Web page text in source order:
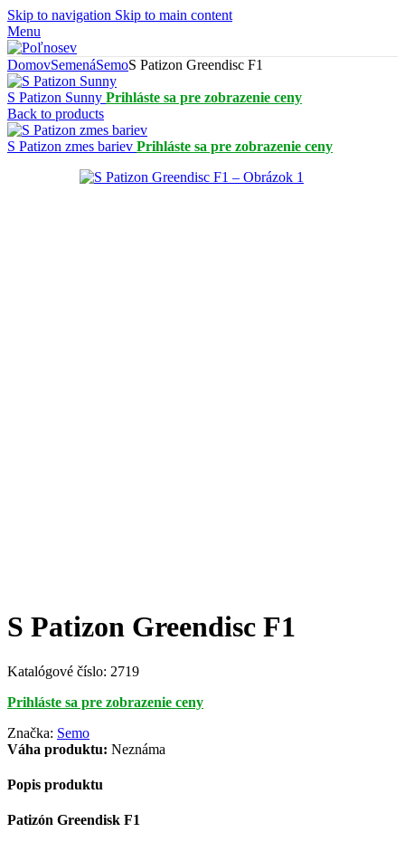
Skip to navigation Skip to main content
Menu
DomovSemenáSemoS Patizon Greendisc F1
S Patizon Sunny Prihláste sa pre zobrazenie ceny
Back to products
S Patizon zmes bariev Prihláste sa pre zobrazenie ceny
S Patizon Greendisc F1
Katalógové číslo: 2719
Prihláste sa pre zobrazenie ceny
Značka: Semo
Váha produktu: Neznáma
Popis produktu
Patizón Greendisk F1